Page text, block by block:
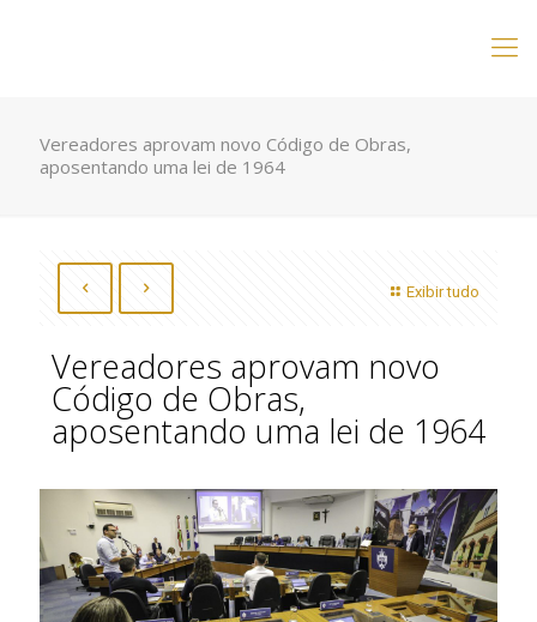
Vereadores aprovam novo Código de Obras,
aposentando uma lei de 1964
Exibir tudo
Vereadores aprovam novo
Código de Obras,
aposentando uma lei de 1964